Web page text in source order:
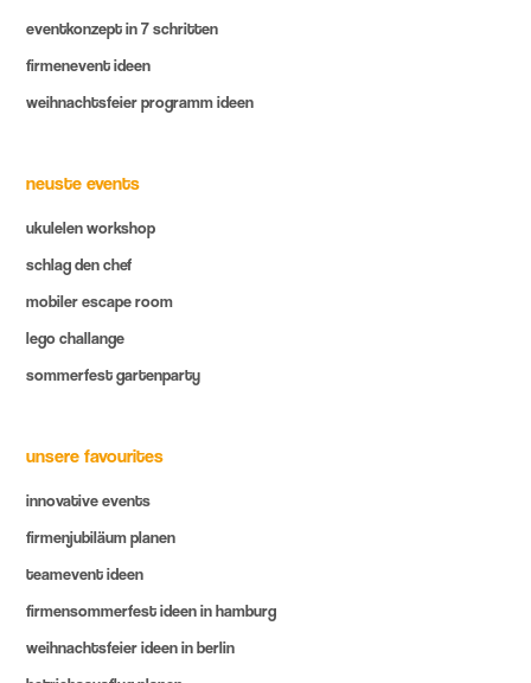
eventkonzept in 7 schritten
firmenevent ideen
weihnachtsfeier programm ideen
neuste events
ukulelen workshop
schlag den chef
mobiler escape room
lego challange
sommerfest gartenparty
unsere favourites
innovative events
firmenjubiläum planen
teamevent ideen
firmensommerfest ideen in hamburg
weihnachtsfeier ideen in berlin